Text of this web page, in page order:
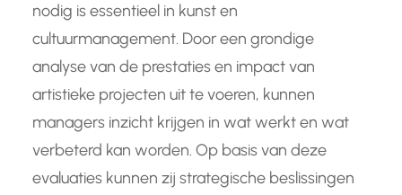
nodig is essentieel in kunst en
cultuurmanagement. Door een grondige
analyse van de prestaties en impact van
artistieke projecten uit te voeren, kunnen
managers inzicht krijgen in wat werkt en wat
verbeterd kan worden. Op basis van deze
evaluaties kunnen zij strategische beslissingen